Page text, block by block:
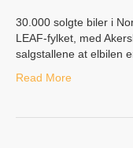
30.000 solgte biler i
LEAF-fylket, med
salgstallene at elbilen
Read More